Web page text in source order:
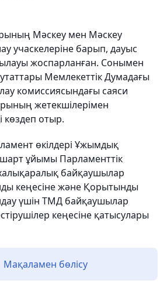
Мәскеу мен Мәскеу
учаскелеріне барып, дауыс
жоспарланған. Сонымен
Мемлекеттік Думадағы
комиссиясындағы саяси
жетекшілерімен
көздеп отыр.
өкілдері Ұжымдық
шарт ұйымы Парламенттік
байқаушылар
кеңесіне және Қорытынды
үшін ТМД байқаушылар
кеңесіне қатысулары
Мақаламен бөлісу